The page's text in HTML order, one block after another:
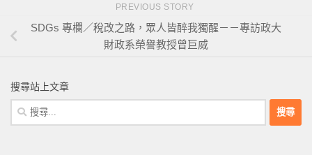
PREVIOUS STORY
SDGs 專欄／稅改之路，眾人皆醉我獨醒－－專訪政大
財政系榮譽教授曾巨威
搜尋站上文章
搜
尋